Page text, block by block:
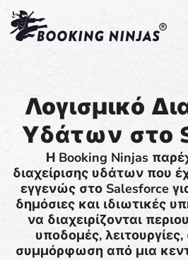
Λογισμικό
Υδάτων στο
Η Booking Ninjas
διαχείρισης υδάτων που
εγγενώς στο Salesforce
δημόσιες και ιδιωτικές
να διαχειρίζονται
υποδομές,
συμμόρφωση από μια